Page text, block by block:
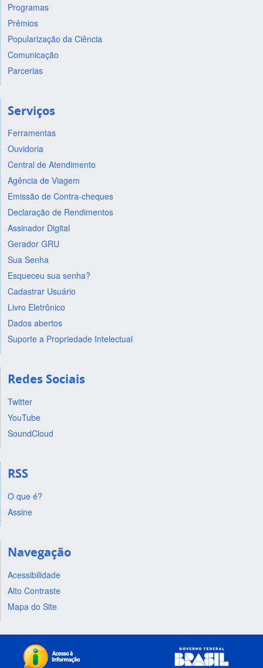
Programas
Prêmios
Popularização da Ciência
Comunicação
Parcerias
Serviços
Ferramentas
Ouvidoria
Central de Atendimento
Agência de Viagem
Emissão de Contra-cheques
Declaração de Rendimentos
Assinador Digital
Gerador GRU
Sua Senha
Esqueceu sua senha?
Cadastrar Usuário
Livro Eletrônico
Dados abertos
Suporte a Propriedade Intelectual
Redes Sociais
Twitter
YouTube
SoundCloud
RSS
O que é?
Assine
Navegação
Acessibilidade
Alto Contraste
Mapa do Site